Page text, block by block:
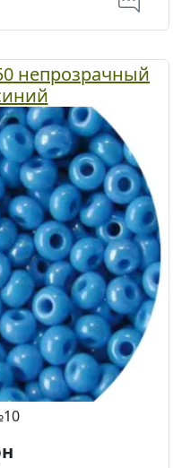
непрозрачный